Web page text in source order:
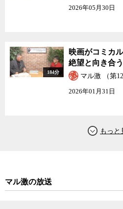
た、発進基地であり、帰還基地とな
以降の数々の新自由主義的政策 によっ
され、もはや崩壊状態にある。結果
にも属さない、つまりホームベース
る。教会やチャリティなどの地域の
本では、個々人が能動的に共同体を
2023年最後となるマル激では、なぜ
2026年05月30日
184分
映画がコミカ
絶望と向き合う
マル激 （第
2026年01月31日
マル激の放送